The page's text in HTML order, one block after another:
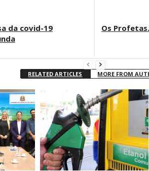
da covid-19
Os
RELATED ARTICLES MORE FROM